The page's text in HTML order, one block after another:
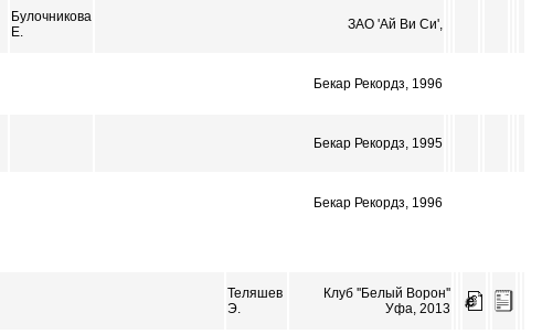
Булочникова
Е.
ЗАО 'Ай Ви Си',
Бекар Рекордз, 1996
Бекар Рекордз, 1995
Бекар Рекордз, 1996
Теляшев
Э.
Клуб ''Белый Ворон''
Уфа, 2013